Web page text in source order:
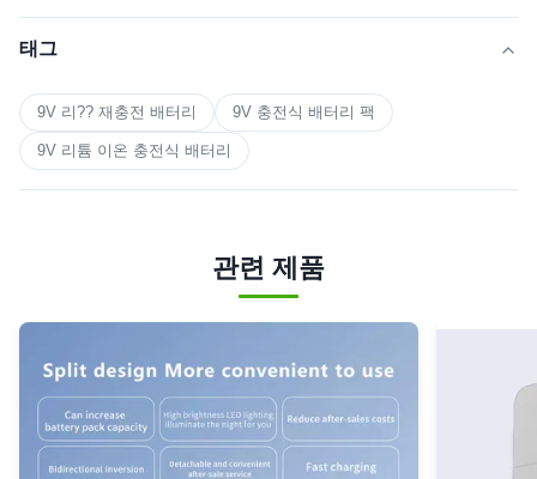
태그
9V 리?? 재충전 배터리 9V 충전식 배터리 팩
9V 리튬 이온 충전식 배터리
관련 제품